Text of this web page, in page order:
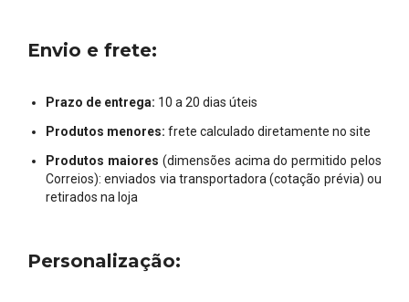
Envio e frete:
Prazo de entrega: 10 a 20 dias úteis
Produtos menores: frete calculado diretamente no site
Produtos maiores (dimensões acima do permitido pelos
Correios): enviados via transportadora (cotação prévia) ou
retirados na loja
Personalização: